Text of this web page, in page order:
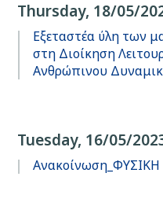
Thursday, 18/05/
Εξεταστέα ύλη των
στη Διοίκηση
Ανθρώπινου
Tuesday, 16/05/
Ανακοίνωση_ΦΥΣΙΚΗ